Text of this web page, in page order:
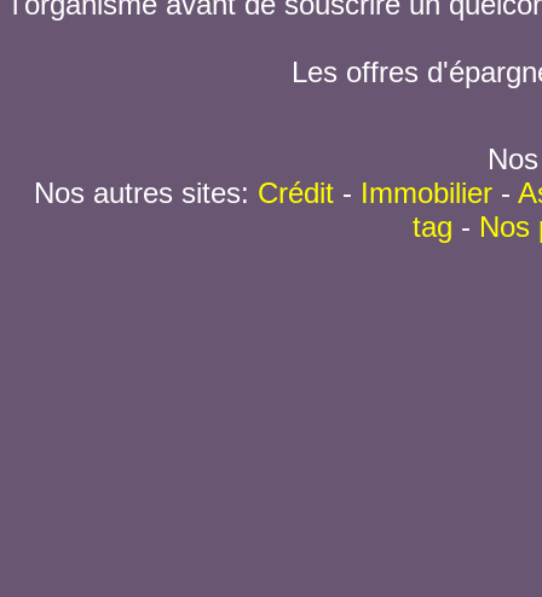
Les offres
Nos autres sites: Crédit- Immobilier-
tag - Nos